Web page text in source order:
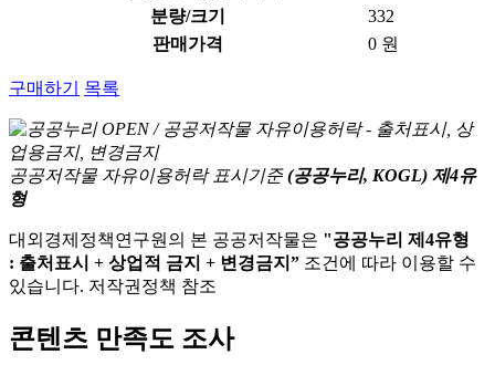
분량/크기
332
판매가격
0 원
구매하기 목록
공공저작물 자유이용허락 표시기준 (공공누리, KOGL) 제4유
형
대외경제정책연구원의 본 공공저작물은 "공공누리 제4유형
: 출처표시 + 상업적 금지 + 변경금지” 조건에 따라 이용할 수
있습니다. 저작권정책 참조
콘텐츠 만족도 조사